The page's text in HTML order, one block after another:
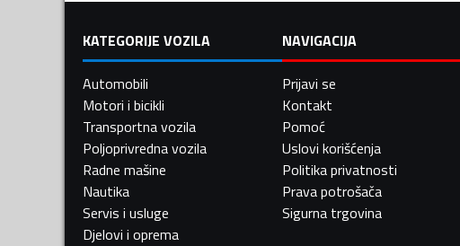
KATEGORIJE VOZILA
Automobili
Motori i bicikli
Transportna vozila
Poljoprivredna vozila
Radne mašine
Nautika
Servis i usluge
Djelovi i oprema
NAVIGACIJA
Prijavi se
Kontakt
Pomoć
Uslovi korišćenja
Politika privatnosti
Prava potrošača
Sigurna trgovina